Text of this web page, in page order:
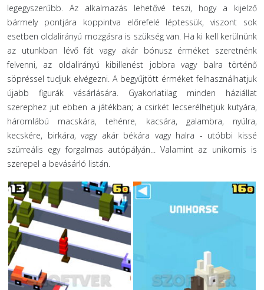
legegyszerűbb. Az alkalmazás lehetővé teszi, hogy a kijelző
bármely pontjára koppintva előrefelé léptessük, viszont sok
esetben oldalirányú mozgásra is szükség van. Ha ki kell kerülnünk
az utunkban lévő fát vagy akár bónusz érméket szeretnénk
felvenni, az oldalirányú kibillenést jobbra vagy balra történő
söpréssel tudjuk elvégezni. A begyűjtött érméket felhasználhatjuk
újabb figurák vásárlására. Gyakorlatilag minden háziállat
szerephez jut ebben a játékban; a csirkét lecserélhetjük kutyára,
háromlábú macskára, tehénre, kacsára, galambra, nyúlra,
kecskére, birkára, vagy akár békára vagy halra - utóbbi kissé
szürreális egy forgalmas autópályán... Valamint az unikornis is
szerepel a bevásárló listán.